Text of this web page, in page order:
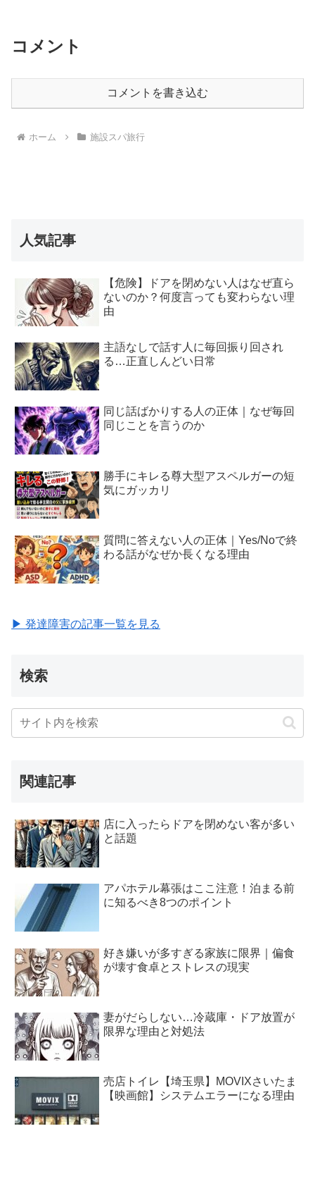
コメント
コメントを書き込む
ホーム 施設スパ旅行
人気記事
【危険】ドアを閉めない人はなぜ直ら
ないのか？何度言っても変わらない理
由
主語なしで話す人に毎回振り回され
る…正直しんどい日常
同じ話ばかりする人の正体｜なぜ毎回
同じことを言うのか
勝手にキレる尊大型アスペルガーの短
気にガッカリ
質問に答えない人の正体｜Yes/Noで終
わる話がなぜか長くなる理由
▶ 発達障害の記事一覧を見る
検索
関連記事
店に入ったらドアを閉めない客が多い
と話題
アパホテル幕張はここ注意！泊まる前
に知るべき8つのポイント
好き嫌いが多すぎる家族に限界｜偏食
が壊す食卓とストレスの現実
妻がだらしない…冷蔵庫・ドア放置が
限界な理由と対処法
売店トイレ【埼玉県】MOVIXさいたま
【映画館】システムエラーになる理由